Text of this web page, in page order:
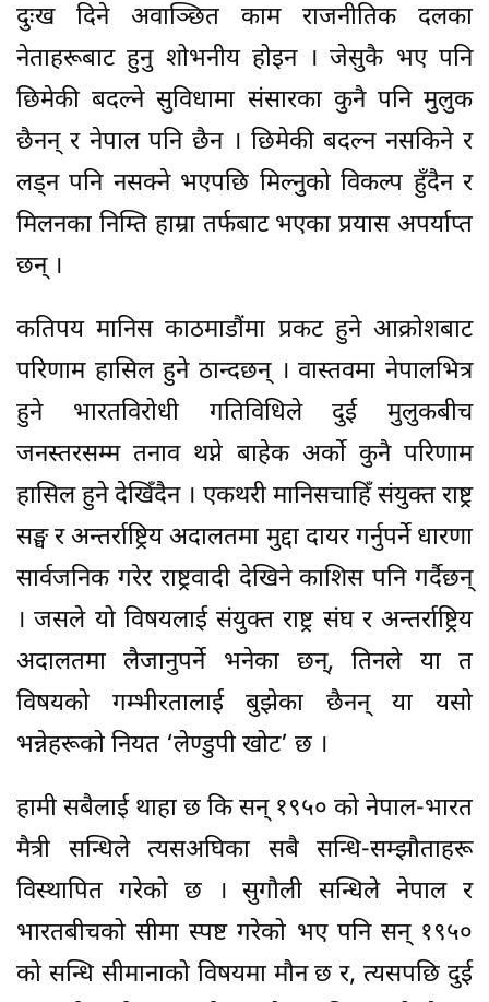
दुःख दिने अवाञ्छित काम राजनीतिक दलका
नेताहरूबाट हुनु शोभनीय होइन । जेसुकै भए पनि
छिमेकी बदल्ने सुविधामा संसारका कुनै पनि मुलुक
छैनन् र नेपाल पनि छैन । छिमेकी बदल्न नसकिने र
लड्न पनि नसक्ने भएपछि मिल्नुको विकल्प हुँदैन र
मिलनका निम्ति हाम्रा तर्फबाट भएका प्रयास अपर्याप्त
छन् ।
कतिपय मानिस काठमाडौंमा प्रकट हुने आक्रोशबाट
परिणाम हासिल हुने ठान्दछन् । वास्तवमा नेपालभित्र
हुने भारतविरोधी गतिविधिले दुई मुलुकबीच
जनस्तरसम्म तनाव थप्ने बाहेक अर्को कुनै परिणाम
हासिल हुने देखिँदैन । एकथरी मानिसचाहिँ संयुक्त राष्ट्र
सङ्घ र अन्तर्राष्ट्रिय अदालतमा मुद्दा दायर गर्नुपर्ने धारणा
सार्वजनिक गरेर राष्ट्रवादी देखिने काशिस पनि गर्दैछन्
। जसले यो विषयलाई संयुक्त राष्ट्र संघ र अन्तर्राष्ट्रिय
अदालतमा लैजानुपर्ने भनेका छन्, तिनले या त
विषयको गम्भीरतालाई बुझेका छैनन् या यसो
भन्नेहरूको नियत ‘लेण्डुपी खोट’ छ ।
हामी सबैलाई थाहा छ कि सन् १९५० को नेपाल-भारत
मैत्री सन्धिले त्यसअघिका सबै सन्धि-सम्झौताहरू
विस्थापित गरेको छ । सुगौली सन्धिले नेपाल र
भारतबीचको सीमा स्पष्ट गरेको भए पनि सन् १९५०
को सन्धि सीमानाको विषयमा मौन छ र, त्यसपछि दुई